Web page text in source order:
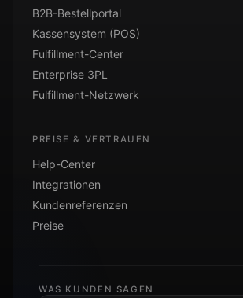
B2B-Bestellportal
Kassensystem (POS)
Fulfillment-Center
Enterprise 3PL
Fulfillment-Netzwerk
PREISE & VERTRAUEN
Help-Center
Integrationen
Kundenreferenzen
Preise
WAS KUNDEN SAGEN